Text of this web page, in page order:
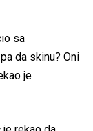
sa
da skinu? Oni
je